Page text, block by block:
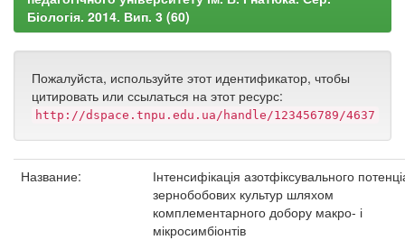
Біологія. 2014. Вип. 3 (60)
Пожалуйста, используйте этот идентификатор, чтобы
цитировать или ссылаться на этот ресурс:
http://dspace.tnpu.edu.ua/handle/123456789/4637
Название:
Інтенсифікація азотфіксувального
зернобобових культур шляхом
комплементарного добору макро- і
мікросимбіонтів